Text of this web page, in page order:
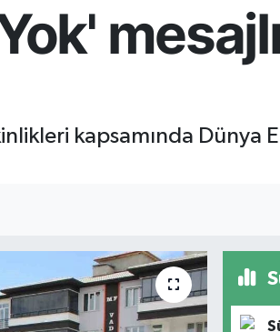
kapsamında Dünya